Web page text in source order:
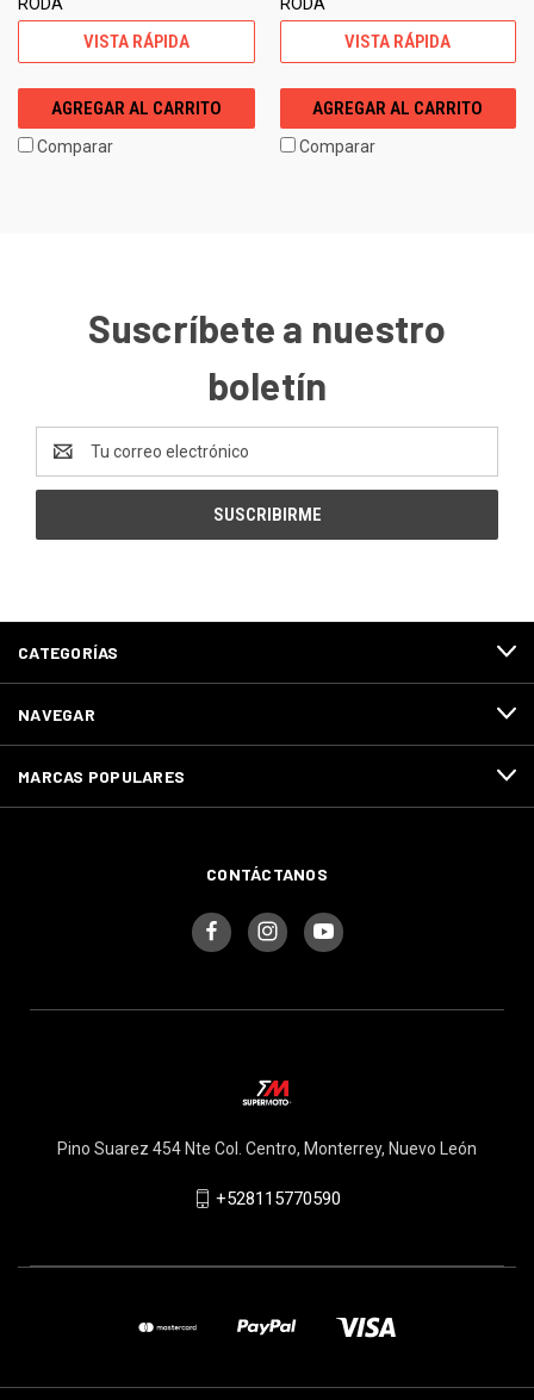
VISTA RÁPIDA
AGREGAR AL CARRITO
Comparar
VISTA RÁPIDA
AGREGAR AL CARRITO
Comparar
Suscríbete a nuestro
boletín
de
correo
CATEGORÍAS
NAVEGAR
MARCAS POPULARES
CONTÁCTANOS
Pino Suarez 454 Nte Col. Centro, Monterrey, Nuevo León
+528115770590